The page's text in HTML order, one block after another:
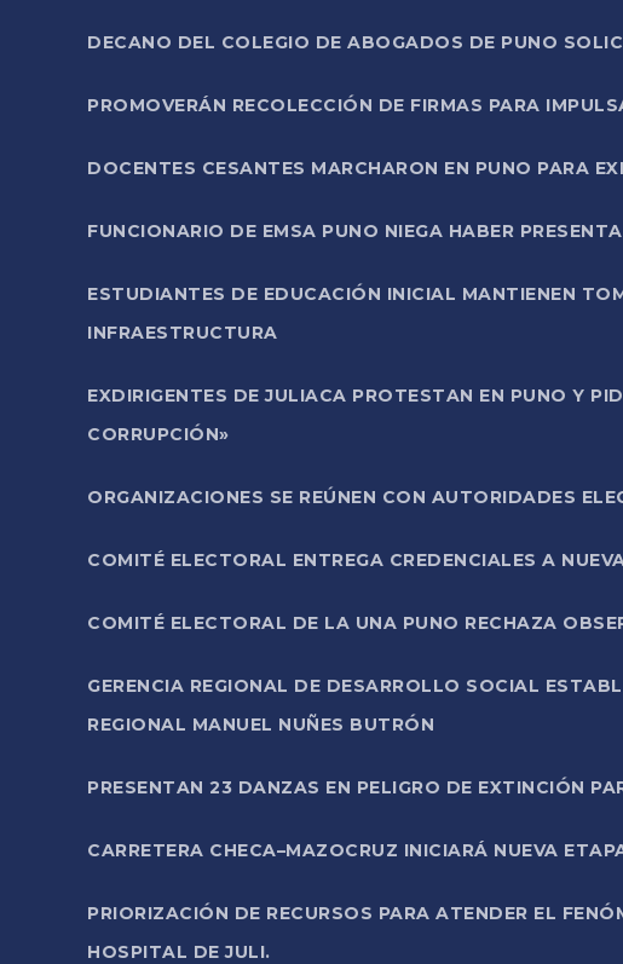
DECANO DEL COLEGIO DE ABOGADOS DE PUNO
PROMOVERÁN RECOLECCIÓN DE FIRMAS PARA
DOCENTES CESANTES MARCHARON EN PUNO PARA
FUNCIONARIO DE EMSA PUNO NIEGA HABER
ESTUDIANTES DE EDUCACIÓN INICIAL MANTIENEN
INFRAESTRUCTURA
EXDIRIGENTES DE JULIACA PROTESTAN EN PUNO Y
CORRUPCIÓN»
ORGANIZACIONES SE REÚNEN CON AUTORIDADES
COMITÉ ELECTORAL ENTREGA CREDENCIALES A
COMITÉ ELECTORAL DE LA UNA PUNO RECHAZA
GERENCIA REGIONAL DE DESARROLLO SOCIAL
REGIONAL MANUEL NUÑES BUTRÓN
PRESENTAN 23 DANZAS EN PELIGRO DE EXTINCIÓN
CARRETERA CHECA–MAZOCRUZ INICIARÁ NUEVA
PRIORIZACIÓN DE RECURSOS PARA ATENDER EL
HOSPITAL DE JULI.